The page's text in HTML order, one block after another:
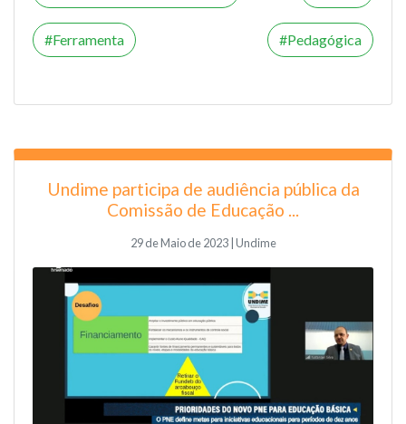
Ferramenta Pedagógica
Undime participa de audiência pública da
Comissão de Educação ...
29 de Maio de 2023 | Undime